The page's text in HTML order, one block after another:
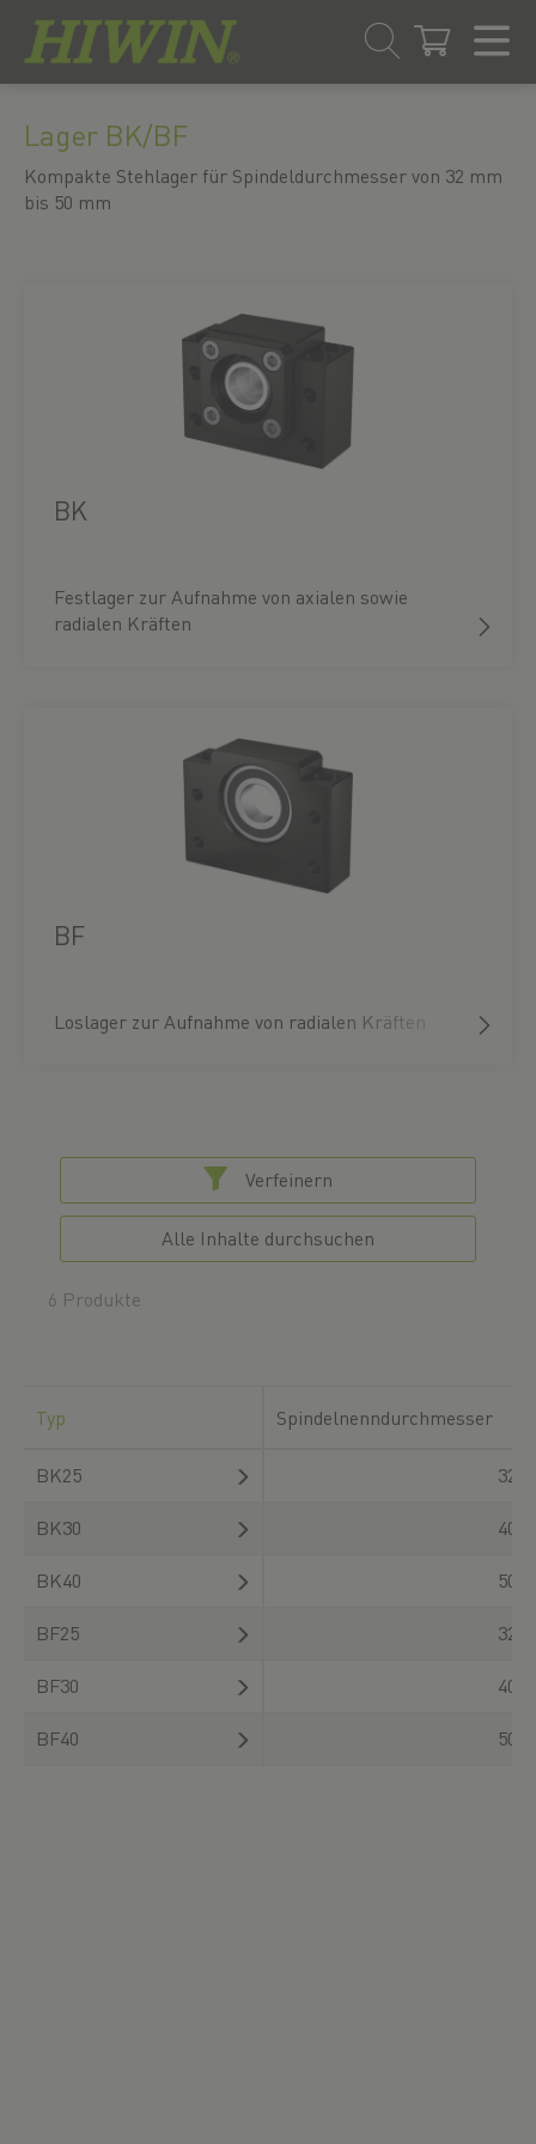
Inhalt
springen
Navigationsmenü
springen
Lager BK/BF
Kompakte Stehlager für Spindeldurchmesser von 32 mm
bis 50 mm
BK
Festlager zur Aufnahme von axialen sowie
radialen Kräften
BF
Loslager zur Aufnahme von radialen Kräften
Verfeinern
Alle Inhalte durchsuchen
6 Produkte
Typ Spindelnenndurchmesser
BK25 32
BK30 40
BK40 50
BF25 32
BF30 40
BF40 50